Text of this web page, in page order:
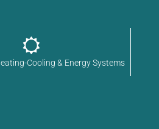
Cooling & Energy Systems